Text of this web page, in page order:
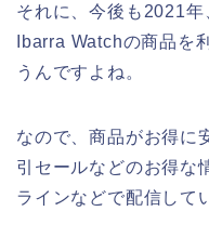
それに、今後も2021
Ibarra Watchの商品を
うんですよね。
なので、商品がお得に
引セールなどのお得な
ラインなどで配信して